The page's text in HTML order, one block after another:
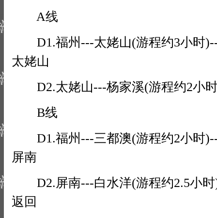
A线
D1.福州---太姥山(游程约3小时
太姥山
D2.太姥山---杨家溪(游程约2小时
B线
D1.福州---三都澳(游程约2小时
屏南
D2.屏南---白水洋(游程约2.5小时
返回